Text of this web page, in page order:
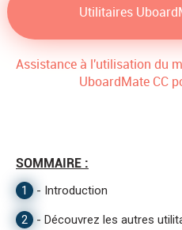
Utilitaires
Assistance à l'utilisation du
UboardMate CC
SOMMAIRE :
1 - Introduction
2 - Découvrez les autres